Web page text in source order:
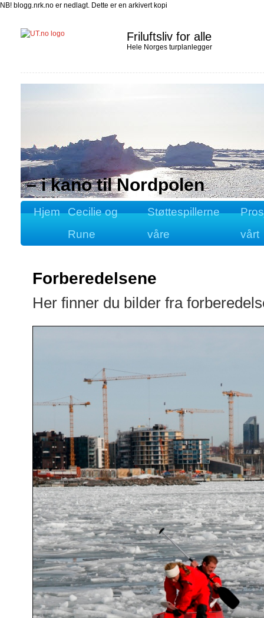
NB! blogg.nrk.no er nedlagt. Dette er en arkivert kopi
Friluftsliv for alle
Hele Norges turplanlegger
– i kano til Nordpolen
Hjem
Cecilie og
Rune
Støttespillerne
våre
vårt
Forberedelsene
Her finner du bilder fra